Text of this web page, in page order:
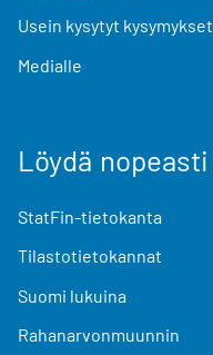
Usein kysytyt kysymykset
Medialle
Löydä nopeasti
StatFin-tietokanta
Tilastotietokannat
Suomi lukuina
Rahanarvonmuunnin